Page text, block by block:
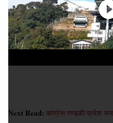
Next Read: कांग्रेस गण्डकी प्रदेश